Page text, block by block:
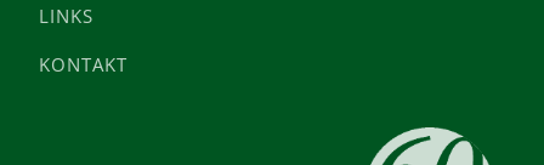
LINKS
KONTAKT